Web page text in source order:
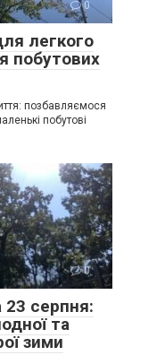
0
легкого
побутових
позбавляємося
побутові
0
23 серпня:
та
зими